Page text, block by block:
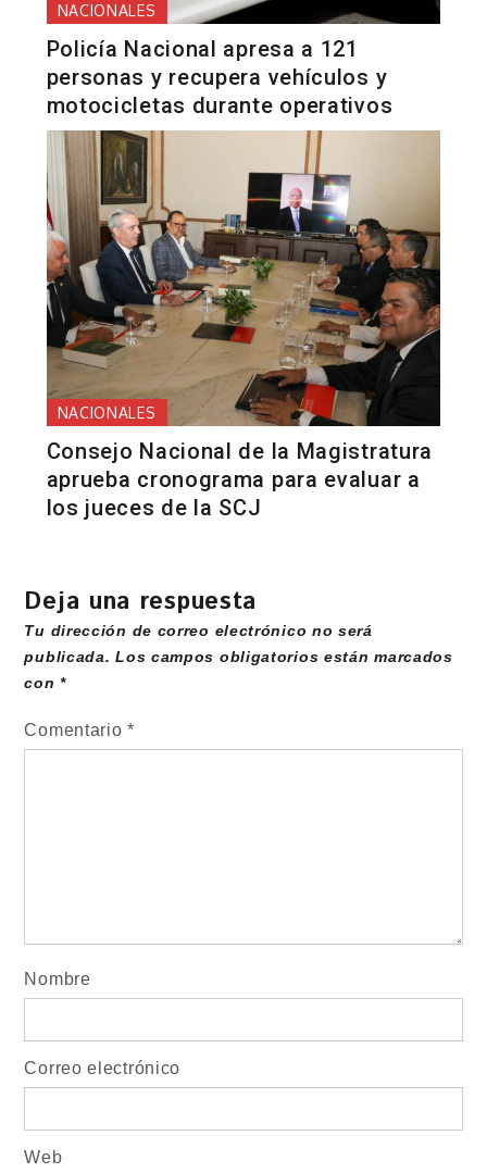
NACIONALES
Policía Nacional apresa a 121
personas y recupera vehículos y
motocicletas durante operativos
NACIONALES
Consejo Nacional de la Magistratura
aprueba cronograma para evaluar a
los jueces de la SCJ
Deja una respuesta
Tu dirección de correo electrónico no será
publicada. Los campos obligatorios están marcados
con*
Comentario*
Nombre
Correo electrónico
Web